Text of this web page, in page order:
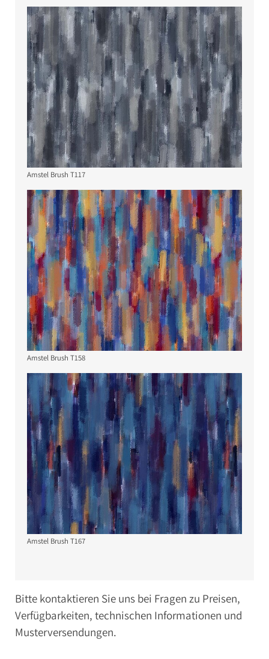
Amstel Brush T117
Amstel Brush T158
Amstel Brush T167
Bitte kontaktieren Sie uns bei Fragen zu Preisen,
Verfügbarkeiten, technischen Informationen und
Musterversendungen.